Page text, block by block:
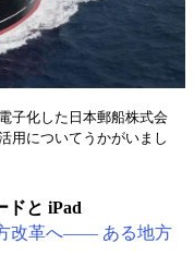
子化した日本郵船株式会
用についてうかがいまし
ドと iPad
改革へ―― ある地方